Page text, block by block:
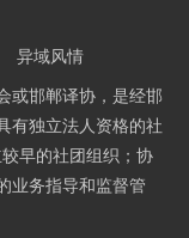
异域风情
或邯郸译协，是经邯
有独立法人资格的社
早的社团组织；协
业务指导和监督管